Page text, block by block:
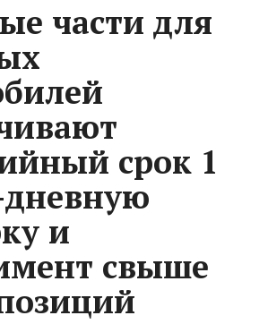
части для
срок 1
дневную
и
свыше